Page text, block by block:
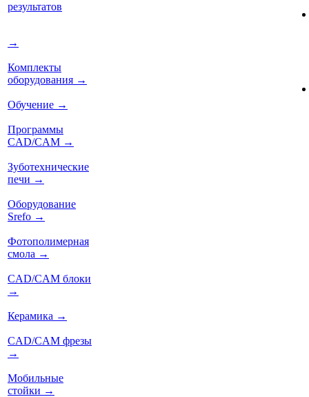
результатов
→
Комплекты
оборудования →
Обучение →
Программы
CAD/CAM →
Зуботехнические
печи →
Оборудование
Srefo →
Фотополимерная
смола →
CAD/CAM блоки
→
Керамика →
CAD/CAM фрезы
→
Мобильные
стойки →